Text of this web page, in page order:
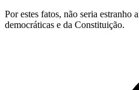
Por estes fatos, não seria
democráticas e da Constituição.